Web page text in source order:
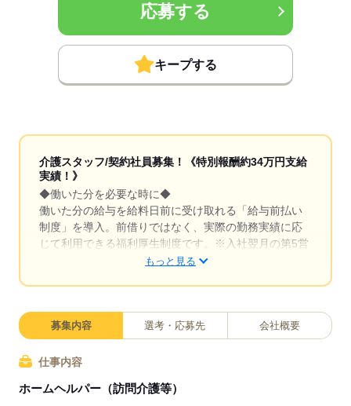
応募する
キープする
介護スタッフ/契約社員募集！《特別報酬約34万円支給
実績！》
◆働いた分を必要な時に◆
働いた分の給与を給料日前に受け取れる「給与前払い
制度」を導入。前借りではなく、実際の勤務実績に応
じて利用できる福利厚生制度です。※入社翌月の第5営
有給休暇とは別に年間17日間のリフレッシュ休暇を支
給。プライベートの時間もしっかり確保しながら働け
る環境が整っています。平日の取得もしやすく趣味や
家族との時間、旅行など自分のための時間を大切にで
いサービス提供にもつながる好循環を生み出します。
もっと見る
募集内容 選考・応募先 会社概要
仕事内容
ホームヘルパー（訪問介護等）